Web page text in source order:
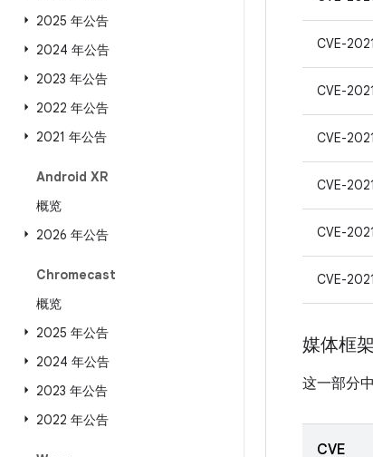
2025 年公告
2024 年公告
2023 年公告
2022 年公告
2021 年公告
Android XR
概览
2026 年公告
Chromecast
概览
2025 年公告
2024 年公告
2023 年公告
2022 年公告
CVE-
CVE-
CVE-
CVE-
CVE-
CVE-
媒体框架
这一部分
CVE